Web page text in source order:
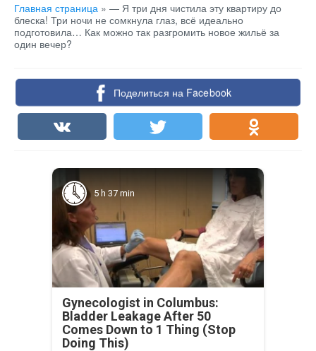
Главная страница » — Я три дня чистила эту квартиру до
блеска! Три ночи не сомкнула глаз, всё идеально
подготовила… Как можно так разгромить новое жильё за
один вечер?
Поделиться на Facebook
5 h 37 min
Gynecologist in Columbus:
Bladder Leakage After 50
Comes Down to 1 Thing (Stop
Doing This)